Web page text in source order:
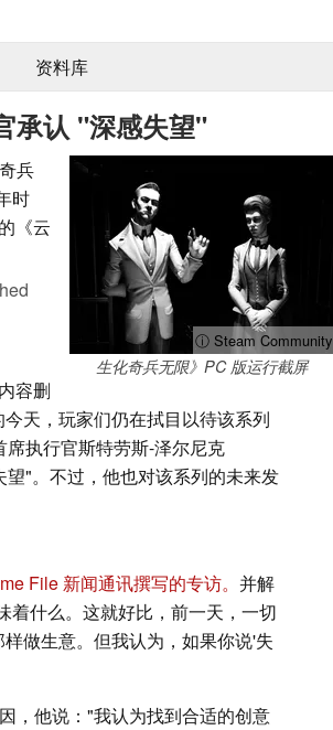
资料库
承认 "深感失望"
ⓘ Steam Community
生化奇兵无限》PC 版运行截屏
兵
时
《云
容删
天，玩家们仍在拭目以待该系列
席执行官斯特劳斯-泽尔尼克
望"。不过，他也对该系列的未来发
File 新闻通讯撰写的专访。 并解
着什么。这就好比，前一天，一切
做生意。但我认为，如果你说'失
，他说："我认为找到合适的创意